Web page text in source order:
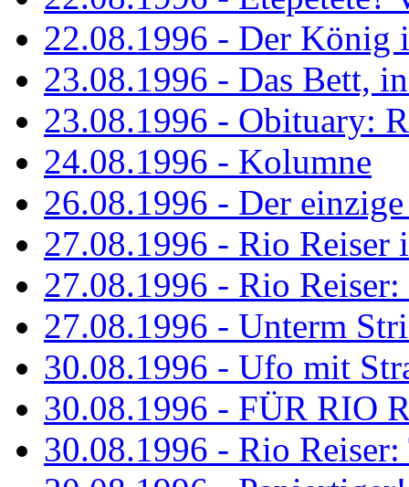
22.08.1996 - Der König
23.08.1996 - Das Bett,
23.08.1996 - Obituary:
24.08.1996 - Kolumne
26.08.1996 - Der
27.08.1996 - Rio Reiser
27.08.1996 - Rio
27.08.1996 - Unterm
30.08.1996 - Ufo mit
30.08.1996 - FÜR RIO
30.08.1996 - Rio